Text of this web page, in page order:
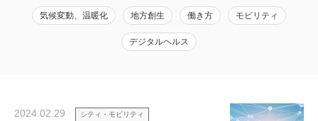
気候変動、温暖化 地方創生 働き方 モビリティ
デジタルヘルス
2024.02.29 シティ・モビリティ